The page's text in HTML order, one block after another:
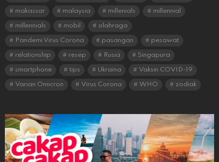
makassar malaysia millenials millennial
millennials mobil olahraga
Pandemi Virus Corona pasangan pesawat
relationship resep Rusia Singapura
smartphone tips Ukraina Vaksin COVID-19
Varian Omicron Virus Corona WHO zodiak